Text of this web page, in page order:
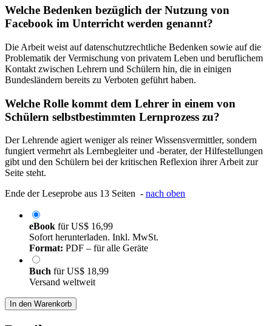
Welche Bedenken bezüglich der Nutzung von
Facebook im Unterricht werden genannt?
Die Arbeit weist auf datenschutzrechtliche Bedenken sowie auf die
Problematik der Vermischung von privatem Leben und beruflichem
Kontakt zwischen Lehrern und Schülern hin, die in einigen
Bundesländern bereits zu Verboten geführt haben.
Welche Rolle kommt dem Lehrer in einem von
Schülern selbstbestimmten Lernprozess zu?
Der Lehrende agiert weniger als reiner Wissensvermittler, sondern
fungiert vermehrt als Lernbegleiter und -berater, der Hilfestellungen
gibt und den Schülern bei der kritischen Reflexion ihrer Arbeit zur
Seite steht.
Ende der Leseprobe aus 13 Seiten - nach oben
eBook fürUS$ 16,99
Sofort herunterladen. Inkl. MwSt.
Format: PDF – für alle Geräte
Buch fürUS$ 18,99
Versand weltweit
In den Warenkorb